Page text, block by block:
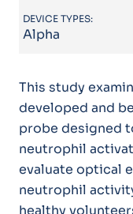
DEVICE TYPES:
Alpha
This study
developed and
probe designed
neutrophil
evaluate optical
neutrophil
healthy